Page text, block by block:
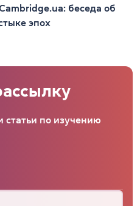
беседа об
эпох
статьи по изучению